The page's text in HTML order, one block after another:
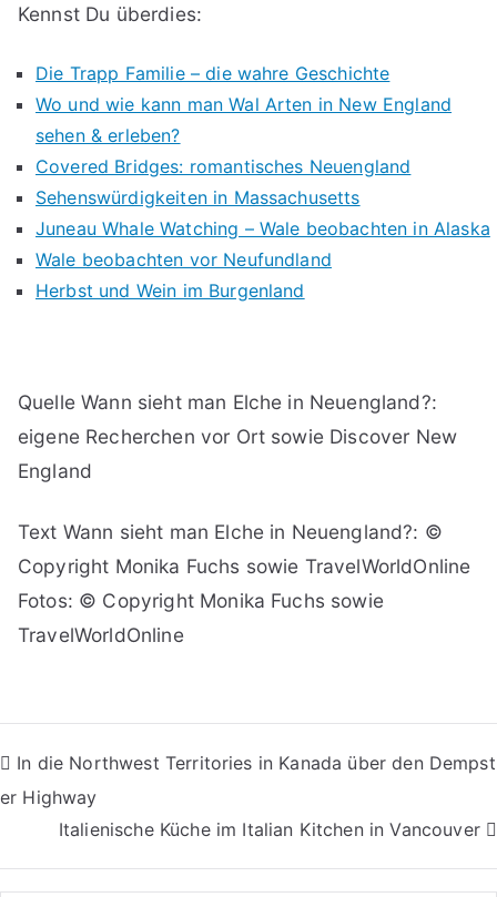
Kennst Du überdies:
Die Trapp Familie – die wahre Geschichte
Wo und wie kann man Wal Arten in New England
sehen & erleben?
Covered Bridges: romantisches Neuengland
Sehenswürdigkeiten in Massachusetts
Juneau Whale Watching – Wale beobachten in Alaska
Wale beobachten vor Neufundland
Herbst und Wein im Burgenland
Quelle Wann sieht man Elche in Neuengland?:
eigene Recherchen vor Ort sowie Discover New
England
Text Wann sieht man Elche in Neuengland?: ©
Copyright Monika Fuchs sowie TravelWorldOnline
Fotos: © Copyright Monika Fuchs sowie
TravelWorldOnline
Beitragsnavigation
In die Northwest Territories in Kanada über den Dempst
er Highway
Italienische Küche im Italian Kitchen in Vancouver